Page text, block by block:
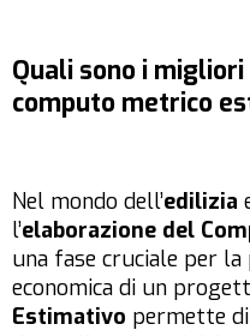
Quali sono i
computo metrico
Nel mondo dell’edilizia
l’elaborazione del
una fase cruciale per la
economica di un
Estimativo permette